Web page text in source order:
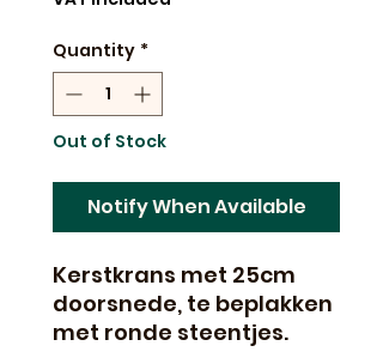
Quantity *
Out of Stock
Notify When Available
Kerstkrans met 25cm
doorsnede, te beplakken
met ronde steentjes.